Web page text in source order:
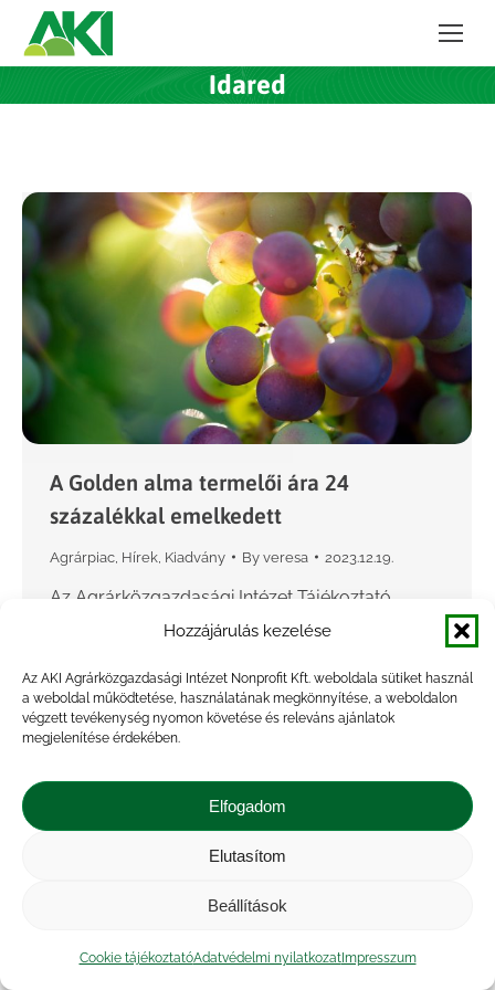
Hozzájárulás kezelése
Az AKI Agrárközgazdasági Intézet Nonprofit Kft. weboldala sütiket használ
a weboldal működtetése, használatának megkönnyítése, a weboldalon
végzett tevékenység nyomon követése és releváns ajánlatok
megjelenítése érdekében.
Elfogadom
Elutasítom
Beállítások
Cookie tájékoztatóAdatvédelmi nyilatkozatImpresszum
Idared
A Golden alma termelői ára 24
százalékkal emelkedett
Agrárpiac Hírek Kiadvány By veresa 2023.12.19.
Az Agrárközgazdasági Intézet Tájékoztató
jelentés az őszi mezőgazdasági munkákról című
területe 20,5 ezer hektárt tett ki, melynek 96,8
százalékán, 19,9 ezer hektáron végeztek a…